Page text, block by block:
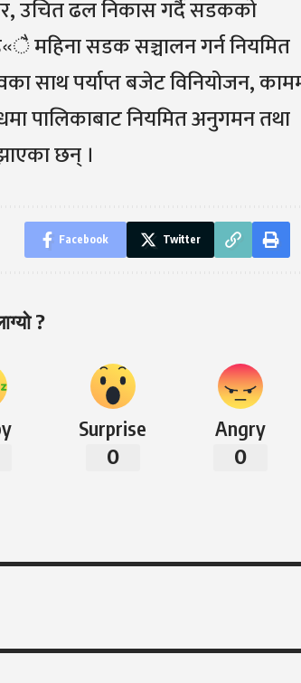
उचित ढल निकास गर्दै सडकको
महिना सडक सञ्चालन गर्न नियमित
साथ पर्याप्त बजेट विनियोजन,
पालिकाबाट नियमित अनुगमन तथा
छन् ।
Facebook Twitter
?
Surprise
0
Angry
0